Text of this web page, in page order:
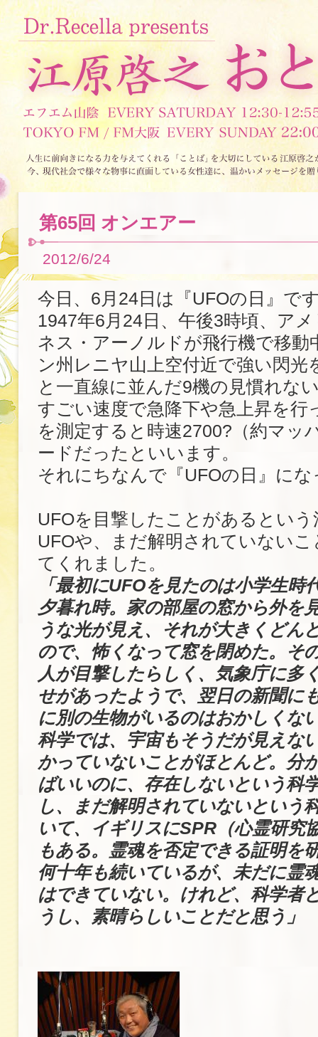
第65回 オンエアー
2012/6/24
今日、6月24日は『UFOの日』で
1947年6月24日、午後3時頃、ア
ネス・アーノルドが飛行機で移動
ン州レニヤ山上空付近で強い閃光
と一直線に並んだ9機の見慣れな
すごい速度で急降下や急上昇を行
を測定すると時速2700?（約マッ
ードだったといいます。
それにちなんで『UFOの日』に
UFOを目撃したことがあるとい
UFOや、まだ解明されていない
てくれました。
「最初にUFOを見たのは小学生時
夕暮れ時。家の部屋の窓から外を
うな光が見え、それが大きくどん
ので、怖くなって窓を閉めた。そ
人が目撃したらしく、気象庁に多
せがあったようで、翌日の新聞に
に別の生物がいるのはおかしくな
科学では、宇宙もそうだが見えな
かっていないことがほとんど。分
ばいいのに、存在しないという科
し、まだ解明されていないという
いて、イギリスにSPR（心霊研究
もある。霊魂を否定できる証明を
何十年も続いているが、未だに霊
はできていない。けれど、科学者
うし、素晴らしいことだと思う」